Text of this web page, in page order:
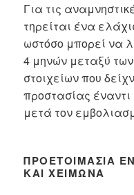
Για τις
τηρείται ένα
ωστόσο μπορεί να
4 μηνών μεταξύ
στοιχείων που
προστασίας
μετά τον
ΠΡΟΕΤΟΙΜΑΣΊΑ
ΚΑΙ ΧΕΙΜΏΝΑ